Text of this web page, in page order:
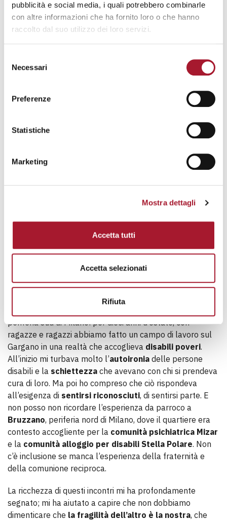
pubblicità e social media, i quali potrebbero combinarle
con altre informazioni che ha fornito loro o che hanno
raccolto dal suo utilizzo dei loro servizi.
delNecessari
Preferenze
Statistiche
Marketing
Mostra dettagli
Accetta tutti
Accetta selezionati
Rifiuta
molto presto quanto sia fondamentale incontrare,
guardare e ascoltare con
pomeriggio accudivo un anziano che aveva condiviso il
suo disagio per il fatto che mi occupassi di lavarlo e
vestirlo. Questo mi riporta alla parola
periferia sud di Milano: per dieci anni d’estate, con
ragazze e ragazzi abbiamo fatto un campo di lavoro sul
Gargano in una realtà che accoglieva disabili poveri.
All’inizio mi turbava molto l’autoironia delle persone
disabili e la schiettezza che avevano con chi si prendeva
cura di loro. Ma poi ho compreso che ciò rispondeva
all’esigenza di sentirsi riconosciuti, di sentirsi parte. E
non posso non ricordare l’esperienza da parroco a
Bruzzano, periferia nord di Milano, dove il quartiere era
contesto accogliente per la comunità psichiatrica Mizar
e la comunità alloggio per disabili Stella Polare. Non
c’è inclusione se manca l’esperienza della fraternità e
della comunione reciproca.
La ricchezza di questi incontri mi ha profondamente
segnato; mi ha aiutato a capire che non dobbiamo
dimenticare che la fragilità dell’altro è la nostra, che